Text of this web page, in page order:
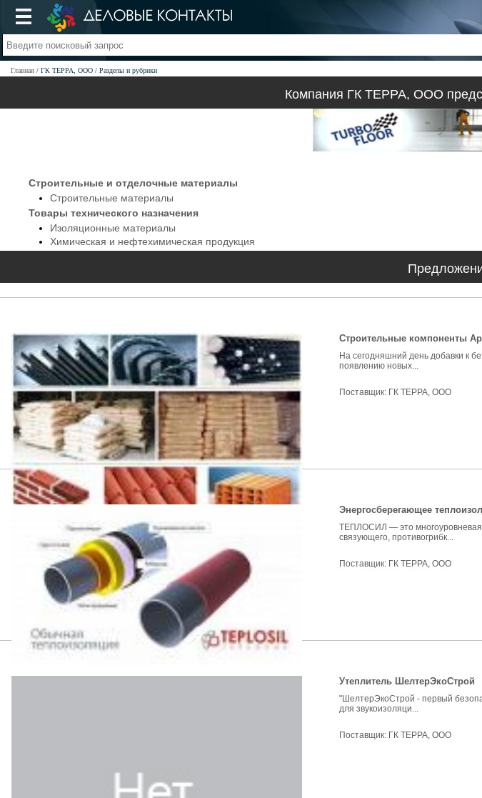
Главная ГК ТЕРРА, ООО Разделы и рубрики
Компания ГК ТЕРРА, ООО
Строительные и отделочные материалы
Строительные материалы
Товары технического назначения
Изоляционные материалы
Химическая и нефтехимическая продукция
Строительные компоненты
На сегодняшний день добавки к
появлению новых...
Поставщик: ГК ТЕРРА, ООО
Энергосберегающее
ТЕПЛОСИЛ — это многоуровневая
связующего, противогрибк...
Поставщик: ГК ТЕРРА, ООО
Утеплитель ШелтерЭкоСтрой
"ШелтерЭкоСтрой - первый
для звукоизоляци...
Поставщик: ГК ТЕРРА, ООО